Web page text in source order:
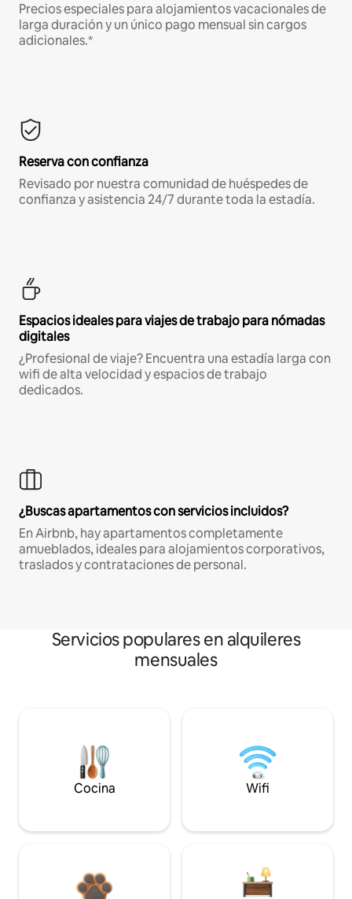
Precios especiales para alojamientos vacacionales de
larga duración y un único pago mensual sin cargos
adicionales.*
Reserva con confianza
Revisado por nuestra comunidad de huéspedes de
confianza y asistencia 24/7 durante toda la estadía.
Espacios ideales para viajes de trabajo para nómadas
digitales
¿Profesional de viaje? Encuentra una estadía larga con
wifi de alta velocidad y espacios de trabajo
dedicados.
¿Buscas apartamentos con servicios incluidos?
En Airbnb, hay apartamentos completamente
amueblados, ideales para alojamientos corporativos,
traslados y contrataciones de personal.
Servicios populares en alquileres
mensuales
Cocina Wifi